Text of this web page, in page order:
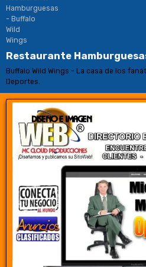
Restaurante
Buffalo Wild Wings - La casa de los
Deportes.